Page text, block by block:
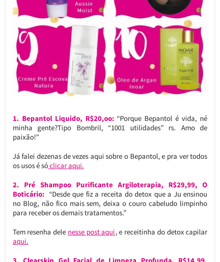
1. Bepantol Liquido, R$20,oo: “Porque Bepantol é vida, né
minha gente?Tipo Bombril, “1001 utilidades” rs. Amo de
paixão!”
Já falei dezenas de vezes aqui sobre o Bepantol, e pra ver todos
os usos é sóclicar aqui.
2. Pré Shampoo Purificante Argiloterapia, R$29,99, O
Boticário: “Desde que fiz a receita do detox que a Ju ensinou
no Blog, não fico mais sem, deixa o couro cabeludo limpinho
para receber os demais tratamentos.”
Tem resenha dele nesse post aqui, e receitinha do detox capilar
aqui.